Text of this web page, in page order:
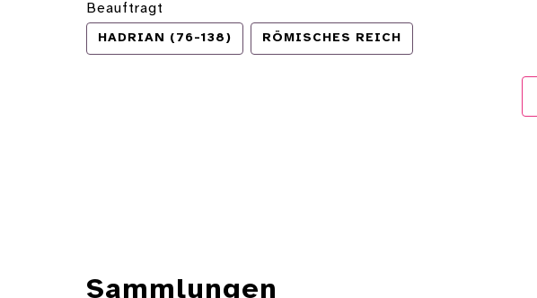
Beauftragt
HADRIAN (76-138) RÖMISCHES REICH
Sammlungen